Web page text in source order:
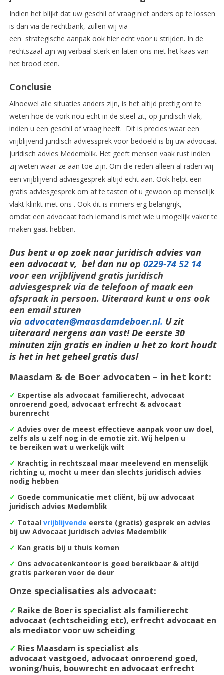
Indien het blijkt dat uw geschil of vraag niet anders op te lossen
is dan via de rechtbank, zullen wij via
een strategische aanpak ook hier echt voor u strijden. In de
rechtszaal zijn wij verbaal sterk en laten ons niet het kaas van
het brood eten.
Conclusie
Alhoewel alle situaties anders zijn, is het altijd prettig om te
weten hoe de vork nou echt in de steel zit, op juridisch vlak,
indien u een geschil of vraag heeft. Dit is precies waar een
vrijblijvend juridisch adviessprek voor bedoeld is bij uw advocaat
juridisch advies Medemblik. Het geeft mensen vaak rust indien
zij weten waar ze aan toe zijn. Om die reden alleen al raden wij
een vrijblijvend adviesgesprek altijd echt aan. Ook helpt een
gratis adviesgesprek om af te tasten of u gewoon op menselijk
vlakt klinkt met ons . Ook dit is immers erg belangrijk,
omdat een advocaat toch iemand is met wie u mogelijk vaker te
maken gaat hebben.
Dus bent u op zoek naar juridisch advies van
een advocaat v, bel dan nu op 0229-74 52 14
voor een vrijblijvend gratis juridisch
adviesgesprek via de telefoon of maak een
afspraak in persoon. Uiteraard kunt u ons ook
een email sturen
via advocaten@maasdamdeboer.nl. U zit
uiteraard nergens aan vast! De eerste 30
minuten zijn gratis en indien u het zo kort houdt
is het in het geheel gratis dus!
Maasdam & de Boer advocaten – in het kort:
✓ Expertise als advocaat familierecht, advocaat
onroerend goed, advocaat erfrecht & advocaat
burenrecht
✓ Advies over de meest effectieve aanpak voor uw doel,
zelfs als u zelf nog in de emotie zit. Wij helpen u
te bereiken wat u werkelijk wilt
✓ Krachtig in rechtszaal maar meelevend en menselijk
richting u, mocht u meer dan slechts juridisch advies
nodig hebben
✓ Goede communicatie met cliënt, bij uw advocaat
juridisch advies Medemblik
✓ Totaalvrijblijvende eerste (gratis) gesprek en advies
bij uw Advocaat juridisch advies Medemblik
✓ Kan gratis bij u thuis komen
✓ Ons advocatenkantoor is goed bereikbaar & altijd
gratis parkeren voor de deur
Onze specialisaties als advocaat:
✓ Raike de Boer is specialist als familierecht
advocaat (echtscheiding etc), erfrecht advocaat en
als mediator voor uw scheiding
✓ Ries Maasdam is specialist als
advocaat vastgoed, advocaat onroerend goed,
woning/huis, bouwrecht en advocaat erfrecht